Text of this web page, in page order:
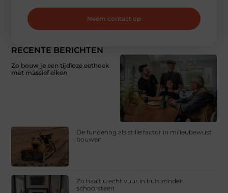
RECENTE BERICHTEN
Zo bouw je een tijdloze eethoek
met massief eiken
De fundering als stille factor in milieubewust
bouwen
Zo haalt u echt vuur in huis zonder
schoorsteen
Neem contact op